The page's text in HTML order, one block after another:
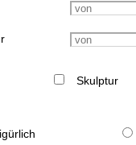
Skulptur